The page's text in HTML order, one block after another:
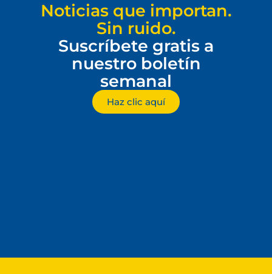
Noticias que importan.
Sin ruido.
Suscríbete gratis a
nuestro boletín
semanal
Haz clic aquí